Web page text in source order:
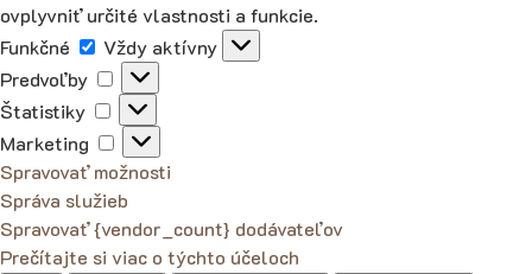
ovplyvniť určité vlastnosti a funkcie.
Funkčné
Funkčné
Vždy aktívny
Predvoľby
Predvoľby
Štatistiky
Štatistiky
Marketing
Marketing
Spravovať možnosti
Správa služieb
Spravovať {vendor_count} dodávateľov
Prečítajte si viac o týchto účeloch